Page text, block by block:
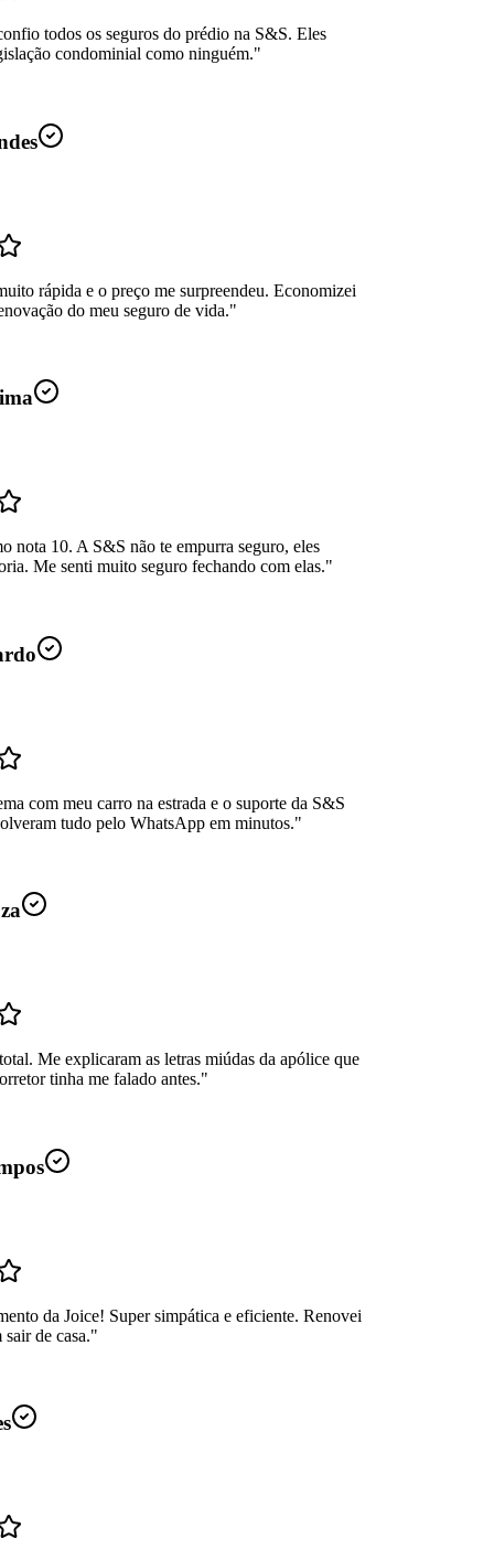
todos os seguros do prédio na S&S. Eles
condominial como ninguém."
rápida e o preço me surpreendeu. Economizei
do meu seguro de vida."
nota 10. A S&S não te empurra seguro, eles
Me senti muito seguro fechando com elas."
com meu carro na estrada e o suporte da S&S
tudo pelo WhatsApp em minutos."
Me explicaram as letras miúdas da apólice que
tinha me falado antes."
da Joice! Super simpática e eficiente. Renovei
sair de casa."